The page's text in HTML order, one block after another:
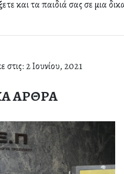
και τα παιδιά σας σε μια
στις: 2 Ιουνίου, 2021
ΑΡΘΡΑ